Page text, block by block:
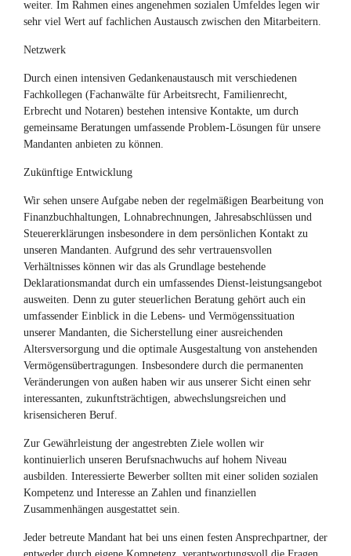
weiter. Im Rahmen eines angenehmen sozialen Umfeldes legen wir
sehr viel Wert auf fachlichen Austausch zwischen den Mitarbeitern.
Netzwerk
Durch einen intensiven Gedankenaustausch mit verschiedenen
Fachkollegen (Fachanwälte für Arbeitsrecht, Familienrecht,
Erbrecht und Notaren) bestehen intensive Kontakte, um durch
gemeinsame Beratungen umfassende Problem-Lösungen für unsere
Mandanten anbieten zu können.
Zukünftige Entwicklung
Wir sehen unsere Aufgabe neben der regelmäßigen Bearbeitung von
Finanzbuchhaltungen, Lohnabrechnungen, Jahresabschlüssen und
Steuererklärungen insbesondere in dem persönlichen Kontakt zu
unseren Mandanten. Aufgrund des sehr vertrauensvollen
Verhältnisses können wir das als Grundlage bestehende
Deklarationsmandat durch ein umfassendes Dienst-leistungsangebot
ausweiten. Denn zu guter steuerlichen Beratung gehört auch ein
umfassender Einblick in die Lebens- und Vermögenssituation
unserer Mandanten, die Sicherstellung einer ausreichenden
Altersversorgung und die optimale Ausgestaltung von anstehenden
Vermögensübertragungen. Insbesondere durch die permanenten
Veränderungen von außen haben wir aus unserer Sicht einen sehr
interessanten, zukunftsträchtigen, abwechslungsreichen und
krisensicheren Beruf.
Zur Gewährleistung der angestrebten Ziele wollen wir
kontinuierlich unseren Berufsnachwuchs auf hohem Niveau
ausbilden. Interessierte Bewerber sollten mit einer soliden sozialen
Kompetenz und Interesse an Zahlen und finanziellen
Zusammenhängen ausgestattet sein.
Jeder betreute Mandant hat bei uns einen festen Ansprechpartner, der